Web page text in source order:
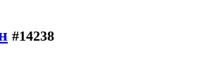
#14238